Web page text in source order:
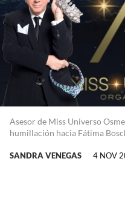
Asesor de Miss Universo
humillación hacia Fátima
SANDRA VENEGAS 4 NOV